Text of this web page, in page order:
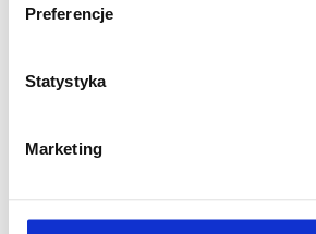
Preferencje
Statystyka
Marketing